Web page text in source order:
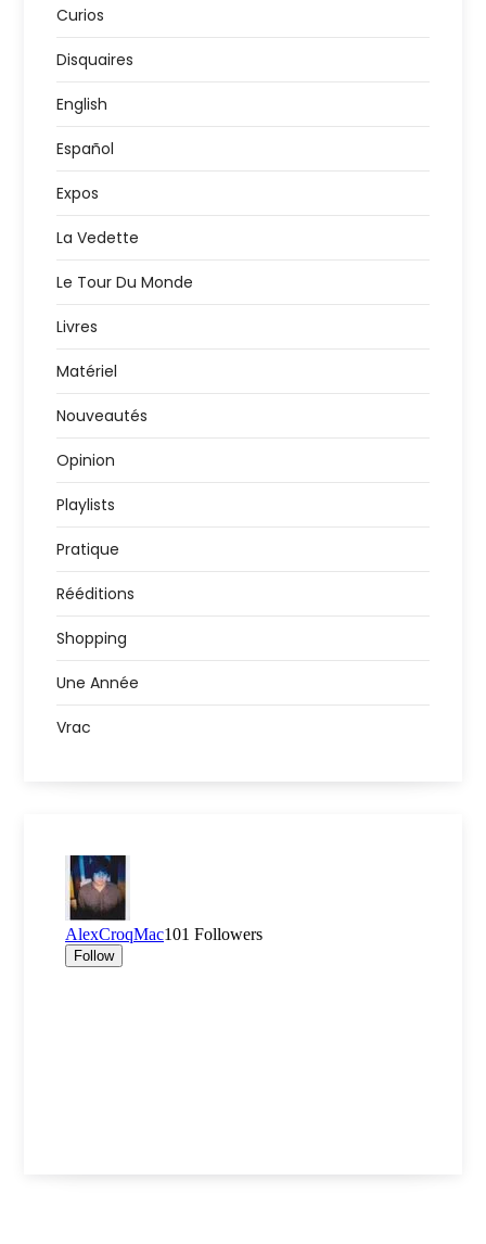
Curios
Disquaires
English
Español
Expos
La Vedette
Le Tour Du Monde
Livres
Matériel
Nouveautés
Opinion
Playlists
Pratique
Rééditions
Shopping
Une Année
Vrac